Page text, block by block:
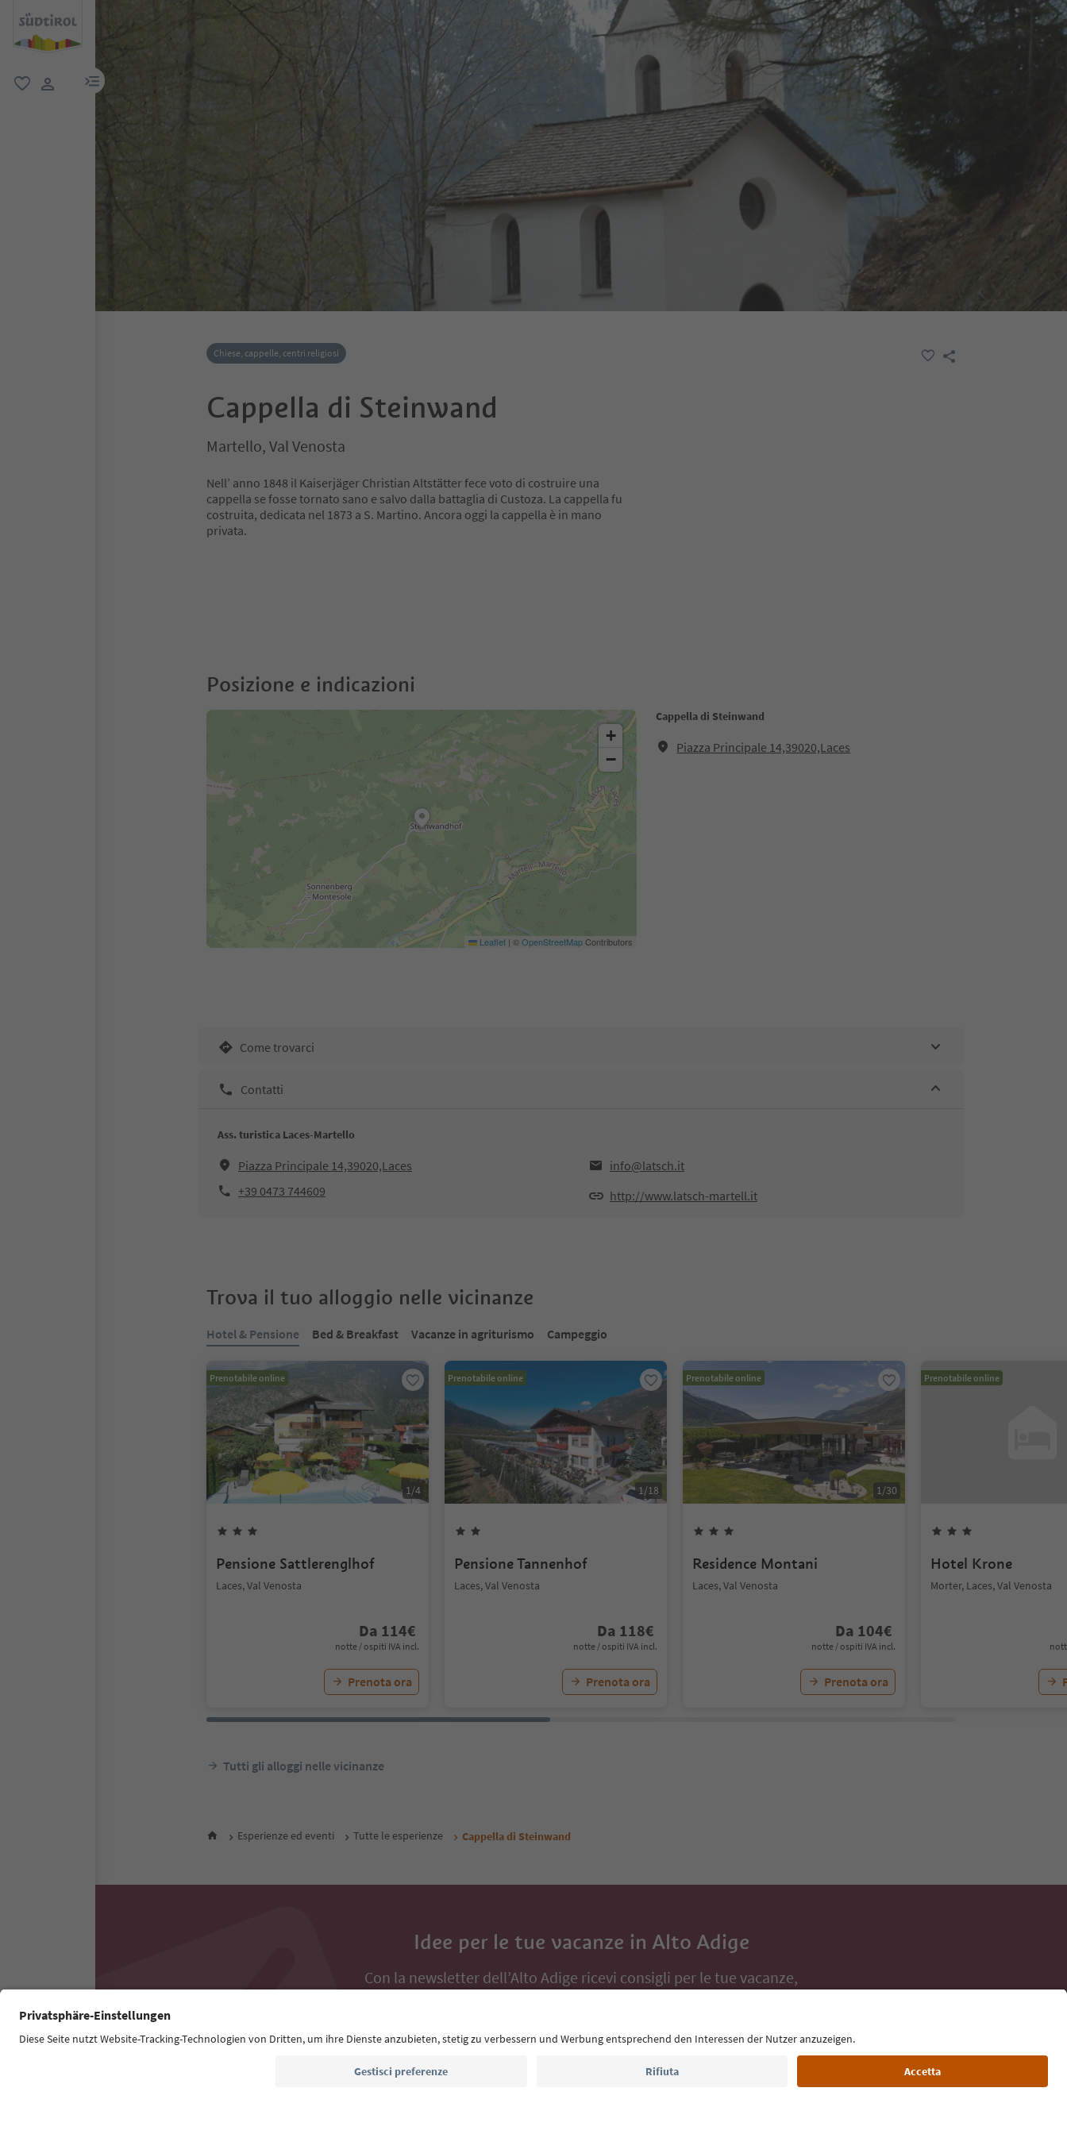
menu link
Chiese, cappelle, centri religiosi
Cappella di Steinwand
Martello, Val Venosta
Nell’ anno 1848 il Kaiserjäger Christian Altstätter fece voto di costruire una
cappella se fosse tornato sano e salvo dalla battaglia di Custoza. La cappella fu
costruita, dedicata nel 1873 a S. Martino. Ancora oggi la cappella è in mano
privata.
Posizione e indicazioni
Cappella di Steinwand
Piazza Principale 14,39020,Laces
+
−
Leaflet | ©OpenStreetMapContributors
Come trovarci
Contatti
Ass. turistica Laces-Martello
Piazza Principale 14,39020,Laces
info@latsch.it
+39 0473 744609
http://www.latsch-martell.it
Trova il tuo alloggio nelle vicinanze
Hotel & Pensione Bed & Breakfast Vacanze in agriturismo Campeggio
Prenotabile online
1/4
Pensione Sattlerenglhof
Laces, Val Venosta
Da 114€
notte / ospiti IVA incl.
Prenota ora
Prenotabile online
1/18
Pensione Tannenhof
Laces, Val Venosta
Da 118€
notte / ospiti IVA incl.
Prenota ora
Prenotabile online
1/30
Residence Montani
Laces, Val Venosta
Da 104€
notte / ospiti IVA incl.
Prenota ora
Prenotabile online
Hotel Krone
Morter, Laces, Val Venosta
Tutti gli alloggi nelle vicinanze
Esperienze ed eventi Tutte le esperienze Cappella di Steinwand
Idee per le tue vacanze in Alto Adige
Con la newsletter dell’Alto Adige ricevi consigli per le tue vacanze,